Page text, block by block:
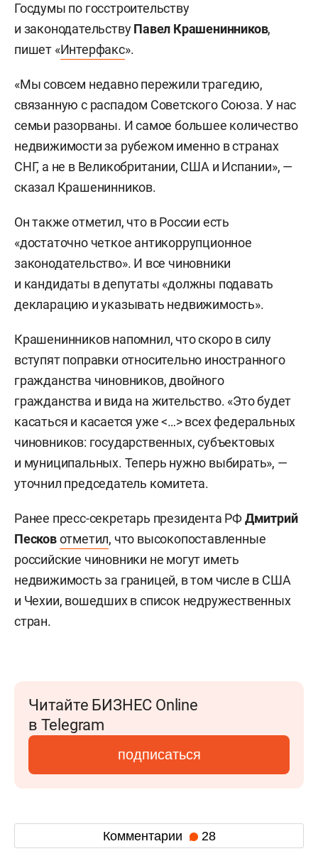
Госдумы по госстроительству
и законодательствуПавел Крашенинников,
пишет «Интерфакс».
«Мы совсем недавно пережили трагедию,
связанную с распадом Советского Союза. У нас
семьи разорваны. И самое большее количество
недвижимости за рубежом именно в странах
СНГ, а не в Великобритании, США и Испании», —
сказал Крашенинников.
Он также отметил, что в России есть
«достаточно четкое антикоррупционное
законодательство». И все чиновники
и кандидаты в депутаты «должны подавать
декларацию и указывать недвижимость».
Крашенинников напомнил, что скоро в силу
вступят поправки относительно иностранного
гражданства чиновников, двойного
гражданства и вида на жительство. «Это будет
касаться и касается уже <…> всех федеральных
чиновников: государственных, субъектовых
и муниципальных. Теперь нужно выбирать», —
уточнил председатель комитета.
Ранее пресс-секретарь президента РФДмитрий
Песковотметил, что высокопоставленные
российские чиновники не могут иметь
недвижимость за границей, в том числе в США
и Чехии, вошедших в список недружественных
стран.
Читайте БИЗНЕС Online
в Telegram
подписаться
Комментарии 28